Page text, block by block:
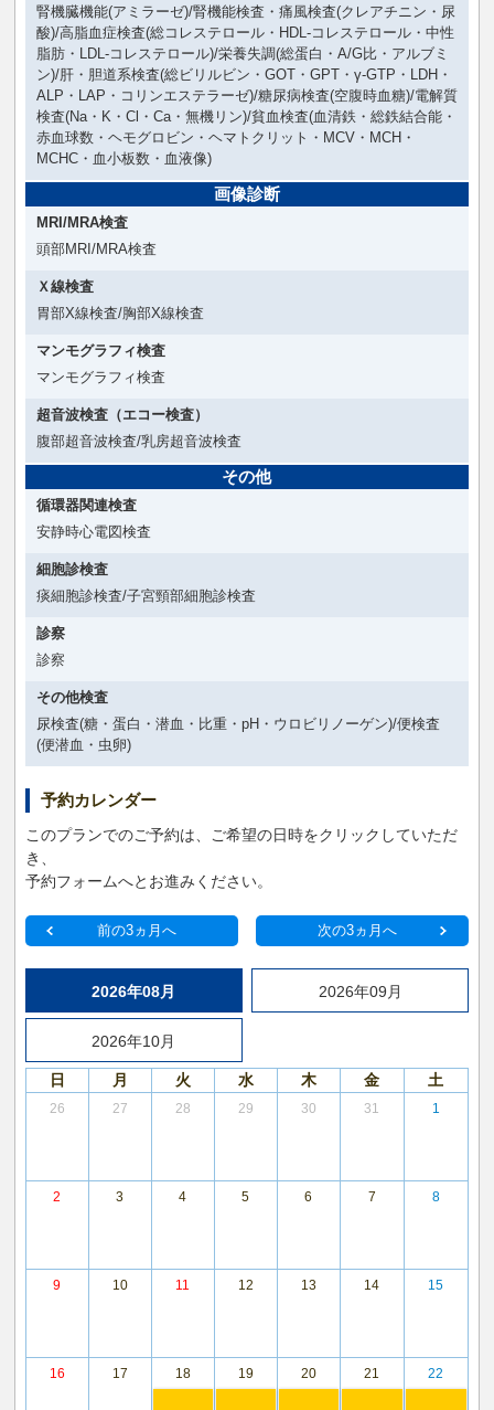
腎機臓機能(アミラーゼ)/腎機能検査・痛風検査(クレアチニン・尿
酸)/高脂血症検査(総コレステロール・HDL-コレステロール・中性
脂肪・LDL-コレステロール)/栄養失調(総蛋白・A/G比・アルブミ
ン)/肝・胆道系検査(総ビリルビン・GOT・GPT・γ-GTP・LDH・
ALP・LAP・コリンエステラーゼ)/糖尿病検査(空腹時血糖)/電解質
検査(Na・K・Cl・Ca・無機リン)/貧血検査(血清鉄・総鉄結合能・
赤血球数・ヘモグロビン・ヘマトクリット・MCV・MCH・
MCHC・血小板数・血液像)
画像診断
MRI/MRA検査
頭部MRI/MRA検査
Ｘ線検査
胃部X線検査/胸部X線検査
マンモグラフィ検査
マンモグラフィ検査
超音波検査（エコー検査）
腹部超音波検査/乳房超音波検査
その他
循環器関連検査
安静時心電図検査
細胞診検査
痰細胞診検査/子宮頸部細胞診検査
診察
診察
その他検査
尿検査(糖・蛋白・潜血・比重・pH・ウロビリノーゲン)/便検査
(便潜血・虫卵)
予約カレンダー
このプランでのご予約は、ご希望の日時をクリックしていただ
き、
予約フォームへとお進みください。
前の3ヵ月へ 次の3ヵ月へ
2026年08月 2026年09月
2026年10月
日 月 火 水 木 金 土
26 27 28 29 30 31 1
2 3 4 5 6 7 8
9 10 11 12 13 14 15
16 17 18 19 20 21 22